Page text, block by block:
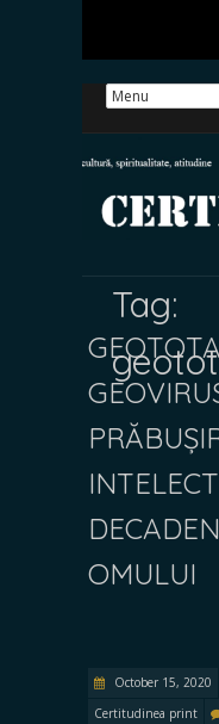
Tag:
OMULUI
October 15, 2020
Certitudinea print